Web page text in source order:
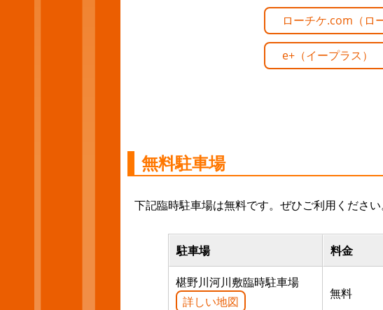
ローチケ.com（ロ
e+（イープラス）
無料駐車場
下記臨時駐車場は無料です。ぜひご利用ください
駐車場 料金
椹野川河川敷臨時駐車場
詳しい地図
無料